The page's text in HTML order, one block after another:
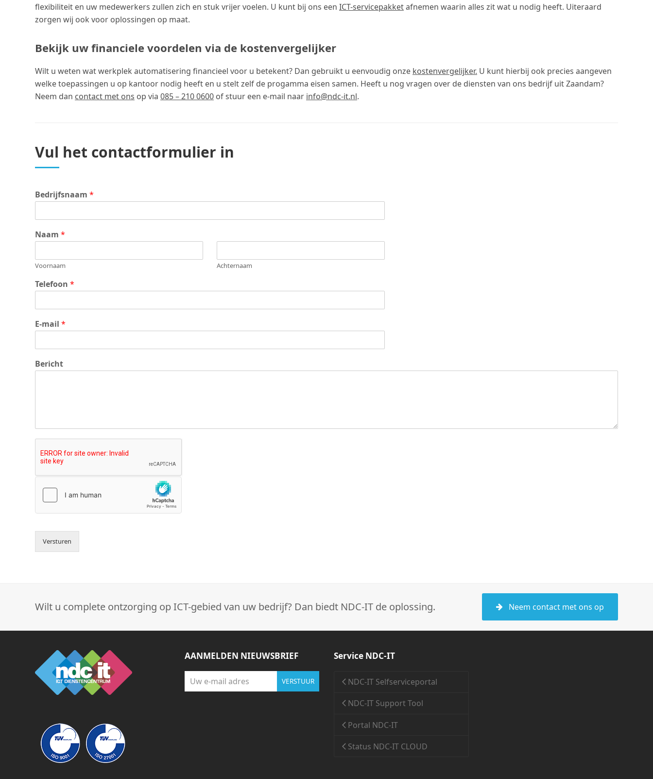
flexibiliteit en uw medewerkers zullen zich en stuk vrijer voelen. U kunt bij ons een ICT-servicepakketafnemen waarin alles zit wat u nodig heeft. Uiteraard
zorgen wij ook voor oplossingen op maat.
Bekijk uw financiele voordelen via de kostenvergelijker
Wilt u weten wat werkplek automatisering financieel voor u betekent? Dan gebruikt u eenvoudig onze kostenvergelijker. U kunt hierbij ook precies aangeven
welke toepassingen u op kantoor nodig heeft en u stelt zelf de progamma eisen samen. Heeft u nog vragen over de diensten van ons bedrijf uit Zaandam?
Neem dan contact met ons op via 085 – 210 0600 of stuur een e-mail naar info@ndc-it.nl.
Vul het contactformulier in
Bedrijfsnaam *
Naam *
Voornaam Achternaam
Telefoon *
E-mail *
Bericht
Versturen
Wilt u complete ontzorging op ICT-gebied van uw bedrijf? Dan biedt NDC-IT de oplossing. Neem contact met ons op
AANMELDEN NIEUWSBRIEF
Uw
e-
VERSTUUR
Service NDC-IT
NDC-IT Selfserviceportal
NDC-IT Support Tool
Portal NDC-IT
Status NDC-IT CLOUD